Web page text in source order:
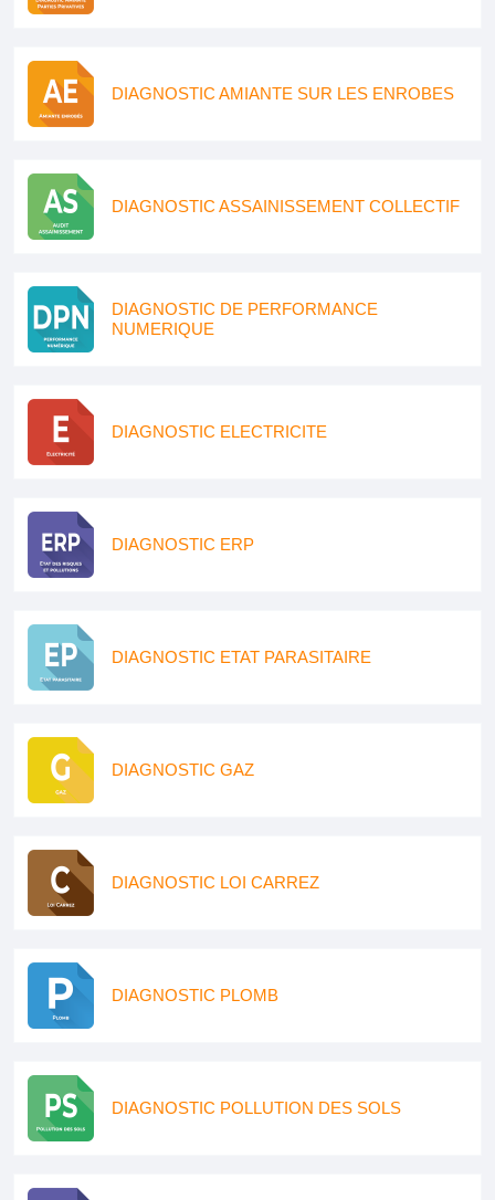
DIAGNOSTIC AMIANTE SUR LES ENROBES
DIAGNOSTIC ASSAINISSEMENT COLLECTIF
DIAGNOSTIC DE PERFORMANCE
NUMERIQUE
DIAGNOSTIC ELECTRICITE
DIAGNOSTIC ERP
DIAGNOSTIC ETAT PARASITAIRE
DIAGNOSTIC GAZ
DIAGNOSTIC LOI CARREZ
DIAGNOSTIC PLOMB
DIAGNOSTIC POLLUTION DES SOLS